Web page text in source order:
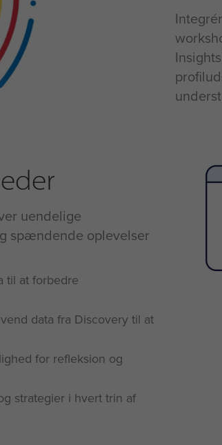
uendelige
spændende oplevelser
til at forbedre
data fra Discovery til at
for refleksion og
strategier i hvert trin af